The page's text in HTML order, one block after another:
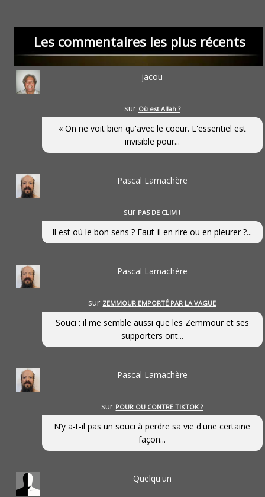
Les commentaires les plus récents
jacou
sur Où est Allah ?
« On ne voit bien qu'avec le coeur. L'essentiel est
invisible pour...
Pascal Lamachère
sur PAS DE CLIM !
Il est où le bon sens ? Faut-il en rire ou en pleurer ?...
Pascal Lamachère
sur ZEMMOUR EMPORTÉ PAR LA VAGUE
Souci : il me semble aussi que les Zemmour et ses
supporters ont...
Pascal Lamachère
sur POUR OU CONTRE TIKTOK ?
N’y a-t-il pas un souci à perdre sa vie d'une certaine
façon...
Quelqu'un